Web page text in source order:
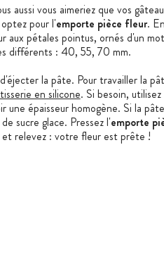
aussi vous aimeriez que vos
pour l'emporte pièce fleur.
aux pétales pointus, ornés d'un
différents : 40, 55, 70 mm.
la pâte. Pour travailler la
en silicone. Si besoin, utilisez
une épaisseur homogène. Si la
sucre glace. Pressez l'emporte
et relevez : votre fleur est prête !